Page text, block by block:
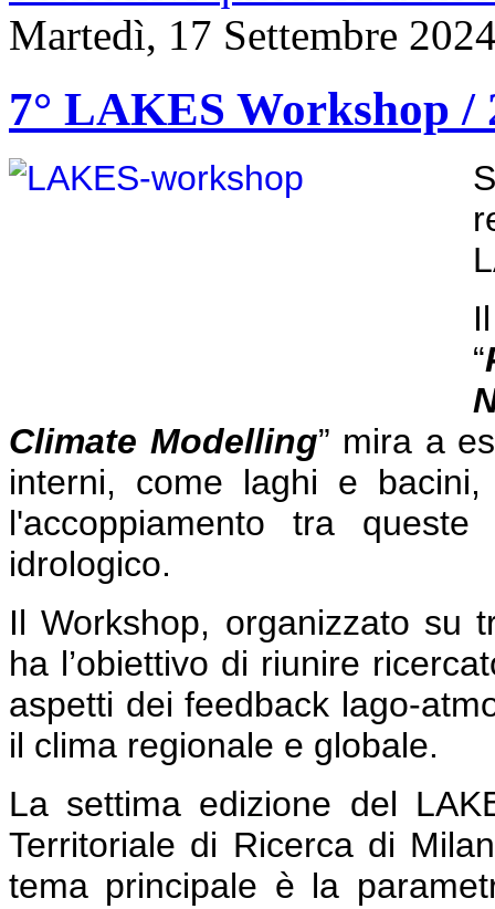
Martedì, 17 Settembre
7° LAKES Workshop /
“
Climate Modelling” mira a
interni, come laghi e
l'accoppiamento tra
idrologico.
Il Workshop, organizzato su
ha l’obiettivo di riunire
aspetti dei feedback lago-
il clima regionale e globale.
La settima edizione del
Territoriale di Ricerca di
tema principale è la